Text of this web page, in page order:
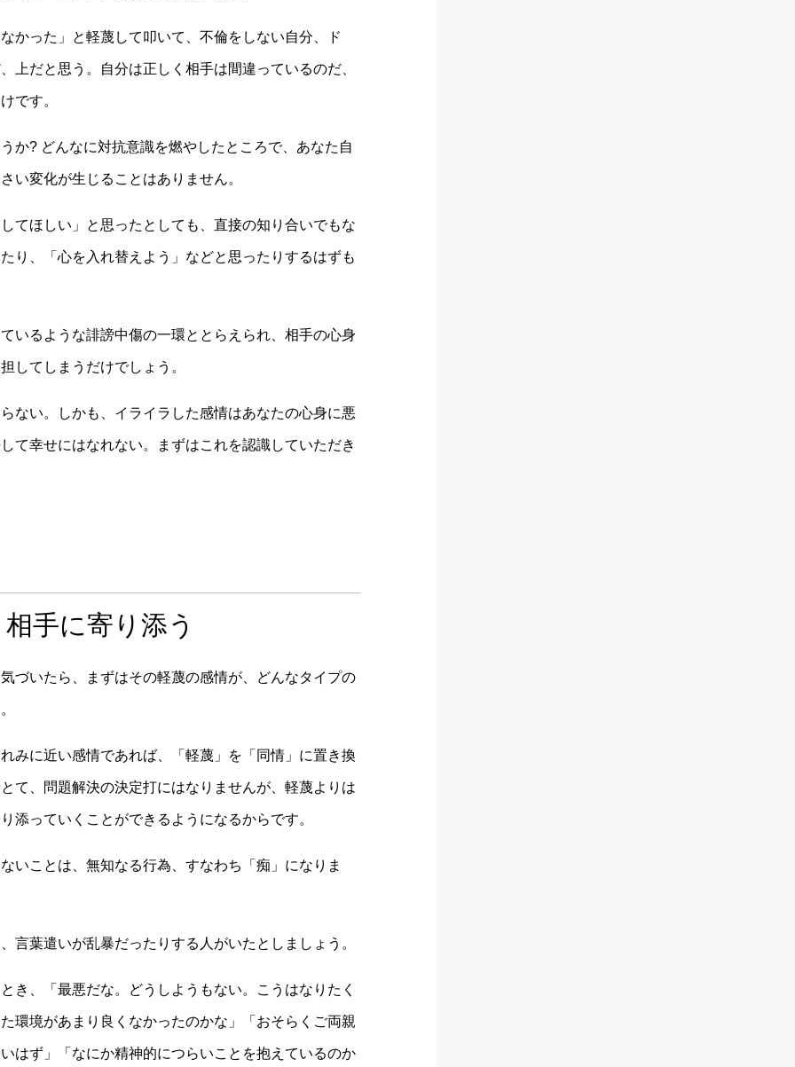
かった」と軽蔑して叩いて、不倫をしない自分、ド
上だと思う。自分は正しく相手は間違っているのだ、
です。
か? どんなに対抗意識を燃やしたところで、あなた自
い変化が生じることはありません。
てほしい」と思ったとしても、直接の知り合いでもな
り、「心を入れ替えよう」などと思ったりするはずも
いるような誹謗中傷の一環ととらえられ、相手の心身
してしまうだけでしょう。
ない。しかも、イライラした感情はあなたの心身に悪
て幸せにはなれない。まずはこれを認識していただき
手に寄り添う
づいたら、まずはその軽蔑の感情が、どんなタイプの
みに近い感情であれば、「軽蔑」を「同情」に置き換
て、問題解決の決定打にはなりませんが、軽蔑よりは
添っていくことができるようになるからです。
いことは、無知なる行為、すなわち「痴」になりま
言葉遣いが乱暴だったりする人がいたとしましょう。
き、「最悪だな。どうしようもない。こうはなりたく
環境があまり良くなかったのかな」「おそらくご両親
はず」「なにか精神的につらいことを抱えているのか